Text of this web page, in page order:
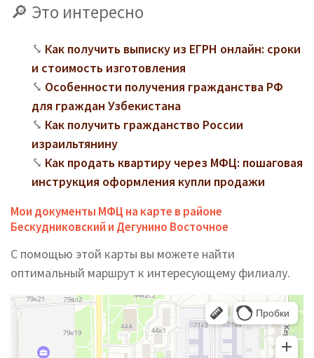
Это интересно
Как получить выписку из ЕГРН онлайн: сроки
и стоимость изготовления
Особенности получения гражданства РФ
для граждан Узбекистана
Как получить гражданство России
израильтянину
Как продать квартиру через МФЦ: пошаговая
инструкция оформления купли продажи
Мои документы МФЦ на карте в районе
Бескудниковский и Дегунино Восточное
С помощью этой карты вы можете найти
оптимальный маршрут к интересующему филиалу.